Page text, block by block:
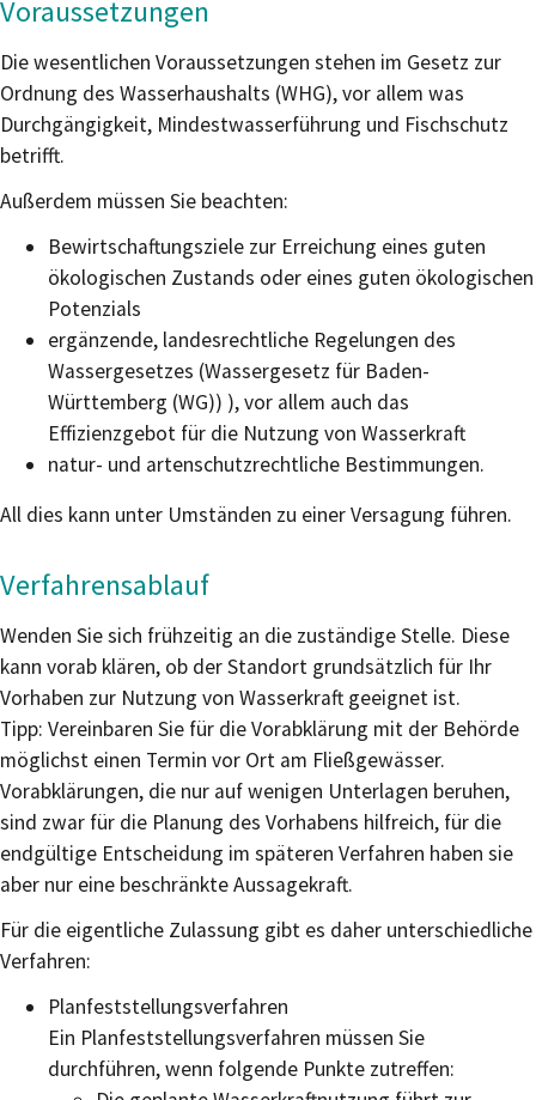
Voraussetzungen
Die wesentlichen Voraussetzungen stehen im Gesetz zur
Ordnung des Wasserhaushalts (WHG), vor allem was
Durchgängigkeit, Mindestwasserführung und Fischschutz
betrifft.
Außerdem müssen Sie beachten:
Bewirtschaftungsziele zur Erreichung eines guten
ökologischen Zustands oder eines guten ökologischen
Potenzials
ergänzende, landesrechtliche Regelungen des
Wassergesetzes (Wassergesetz für Baden-
Württemberg (WG)) ), vor allem auch das
Effizienzgebot für die Nutzung von Wasserkraft
natur- und artenschutzrechtliche Bestimmungen.
All dies kann unter Umständen zu einer Versagung führen.
Verfahrensablauf
Wenden Sie sich frühzeitig an die zuständige Stelle. Diese
kann vorab klären, ob der Standort grundsätzlich für Ihr
Vorhaben zur Nutzung von Wasserkraft geeignet ist.
Tipp: Vereinbaren Sie für die Vorabklärung mit der Behörde
möglichst einen Termin vor Ort am Fließgewässer.
Vorabklärungen, die nur auf wenigen Unterlagen beruhen,
sind zwar für die Planung des Vorhabens hilfreich, für die
endgültige Entscheidung im späteren Verfahren haben sie
aber nur eine beschränkte Aussagekraft.
Für die eigentliche Zulassung gibt es daher unterschiedliche
Verfahren:
Planfeststellungsverfahren
Ein Planfeststellungsverfahren müssen Sie
durchführen, wenn folgende Punkte zutreffen: